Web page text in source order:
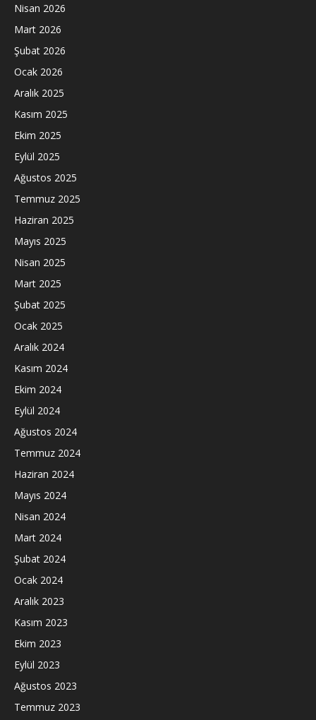
Nisan 2026
Mart 2026
Şubat 2026
Ocak 2026
Aralık 2025
Kasım 2025
Ekim 2025
Eylül 2025
Ağustos 2025
Temmuz 2025
Haziran 2025
Mayıs 2025
Nisan 2025
Mart 2025
Şubat 2025
Ocak 2025
Aralık 2024
Kasım 2024
Ekim 2024
Eylül 2024
Ağustos 2024
Temmuz 2024
Haziran 2024
Mayıs 2024
Nisan 2024
Mart 2024
Şubat 2024
Ocak 2024
Aralık 2023
Kasım 2023
Ekim 2023
Eylül 2023
Ağustos 2023
Temmuz 2023